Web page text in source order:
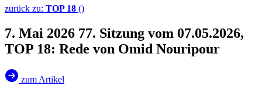
zurück zu: TOP 18 ()
7. Mai 2026 77. Sitzung vom 07.05.2026,
TOP 18: Rede von Omid Nouripour
zum Artikel